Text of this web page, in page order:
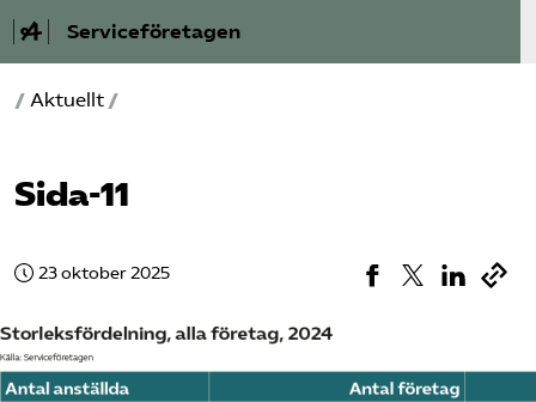
Serviceföretagen
Om Service­företagen
Våra frågor
/ Aktuellt /
Sida-11
23 oktober 2025